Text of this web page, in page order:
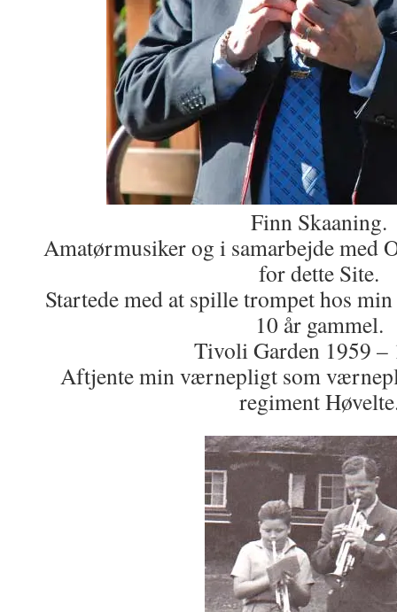
Finn Skaaning.
Amatørmusiker og i samarbejde med
for dette Site.
Startede med at spille trompet hos
10 år gammel.
Tivoli Garden 1959 –
Aftjente min værnepligt som
regiment